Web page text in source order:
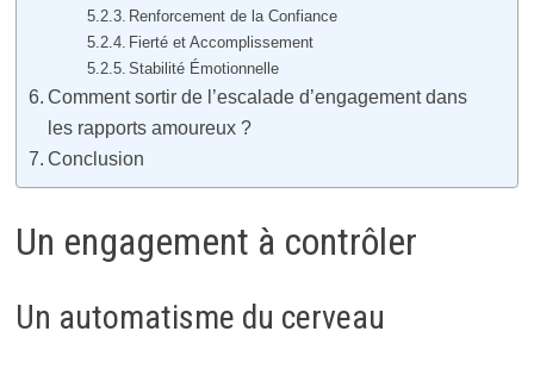
Renforcement de la Confiance
Fierté et Accomplissement
Stabilité Émotionnelle
Comment sortir de l’escalade d’engagement dans
les rapports amoureux ?
Conclusion
Un engagement à contrôler
Un automatisme du cerveau